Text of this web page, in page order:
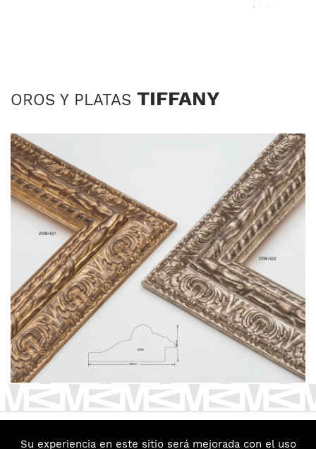
OROS Y PLATAS TIFFANY
Su experiencia en este sitio será mejorada con el uso